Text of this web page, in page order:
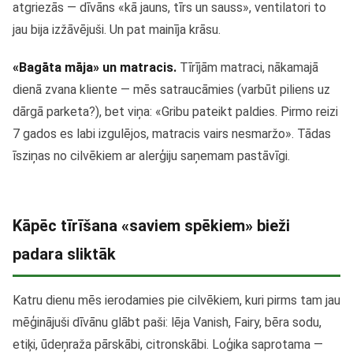
atgriezās — dīvāns «kā jauns, tīrs un sauss», ventilatori to
jau bija izžāvējuši. Un pat mainīja krāsu.
«Bagāta māja» un matracis. Tīrījām matraci, nākamajā
dienā zvana kliente — mēs satraucāmies (varbūt piliens uz
dārgā parketa?), bet viņa: «Gribu pateikt paldies. Pirmo reizi
7 gados es labi izgulējos, matracis vairs nesmaržo». Tādas
īsziņas no cilvēkiem ar alerģiju saņemam pastāvīgi.
Kāpēc tīrīšana «saviem spēkiem» bieži
padara sliktāk
Katru dienu mēs ierodamies pie cilvēkiem, kuri pirms tam jau
mēģinājuši dīvānu glābt paši: lēja Vanish, Fairy, bēra sodu,
etiķi, ūdeņraža pārskābi, citronskābi. Loģika saprotama —